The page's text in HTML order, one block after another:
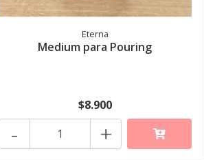
Eterna
Medium para Pouring
$8.900
+
-